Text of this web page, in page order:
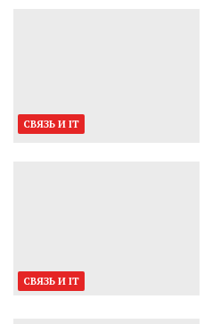
СВЯЗЬ И IT
СВЯЗЬ И IT